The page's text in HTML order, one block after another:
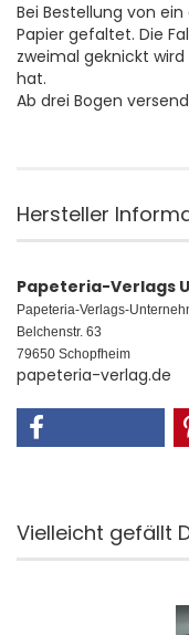
Bei Bestellung von
Papier gefaltet. Die
zweimal geknickt
hat.
Ab drei Bogen
Hersteller
Papeteria-Verlags
Papeteria-Verlags-
Belchenstr. 63
79650 Schopfheim
papeteria-verlag.de
Vielleicht gefällt